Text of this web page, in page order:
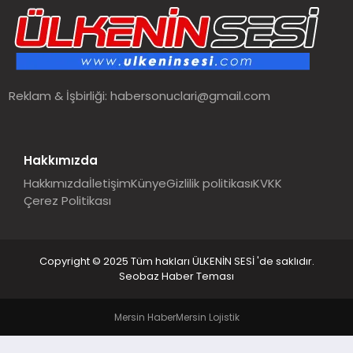
SPOR
MALATYA HABERLERI
Reklam & İşbirliği:habersonuclari@gmail.com
Hakkımızda
HakkımızdaİletişimKünyeGizlilik politikasıKVKK
Çerez Politikası
Copyright © 2025 Tüm hakları ÜLKENİN SESİ 'de saklıdır.
Seobaz Haber Teması
Mersin HaberMersin Lojistik